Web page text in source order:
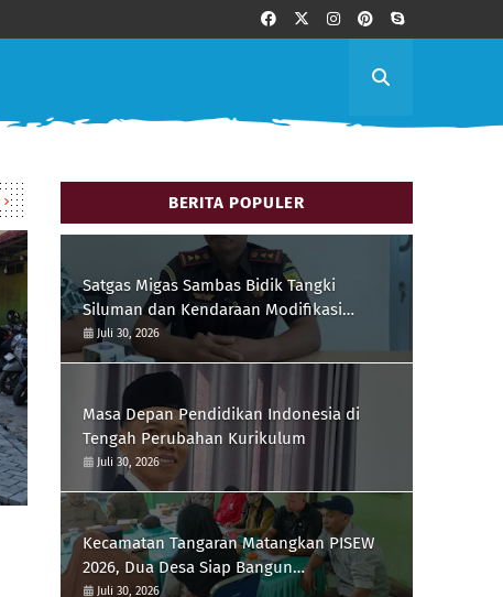
BERITA POPULER
Satgas Migas Sambas Bidik Tangki
Siluman dan Kendaraan Modifikasi
Pengisi BBM Subsidi
Juli 30, 2026
Masa Depan Pendidikan Indonesia di
Tengah Perubahan Kurikulum
Juli 30, 2026
Kecamatan Tangaran Matangkan PISEW
2026, Dua Desa Siap Bangun
Infrastruktur Berbasis Masyarakat
Juli 30, 2026